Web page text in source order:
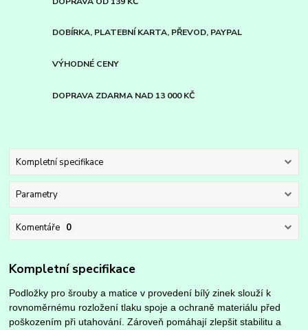
DOBÍRKA, PLATEBNÍ KARTA, PŘEVOD, PAYPAL
VÝHODNÉ CENY
DOPRAVA ZDARMA NAD 13 000 KČ
Kompletní specifikace
Parametry
Komentáře 0
Kompletní specifikace
Podložky pro šrouby a matice v provedení bílý zinek slouží k
rovnoměrnému rozložení tlaku spoje a ochraně materiálu před
poškozením při utahování. Zároveň pomáhají zlepšit stabilitu a